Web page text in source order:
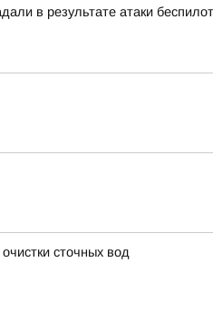
в результате атаки
сточных вод